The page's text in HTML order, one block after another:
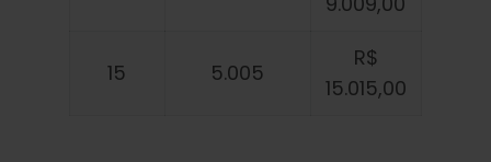
15 5.005
R$
15.015,00